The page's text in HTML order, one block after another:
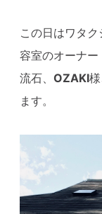
この日はワタ
容室のオーナー
流石、 OZAKI様
ます。